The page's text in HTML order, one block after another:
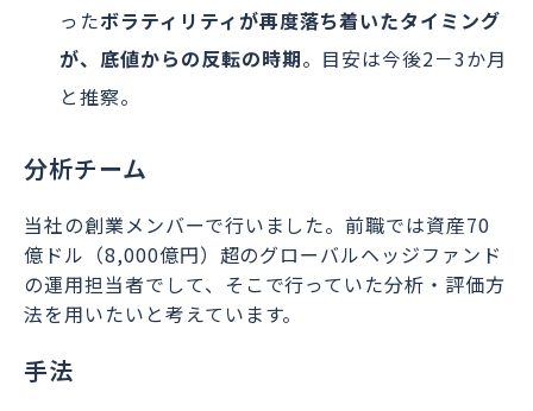
ったボラティリティが再度落ち着いたタイミング
が、底値からの反転の時期。目安は今後2－3か月
と推察。
分析チーム
当社の創業メンバーで行いました。前職では資産70
億ドル（8,000億円）超のグローバルヘッジファンド
の運用担当者でして、そこで行っていた分析・評価方
法を用いたいと考えています。
手法